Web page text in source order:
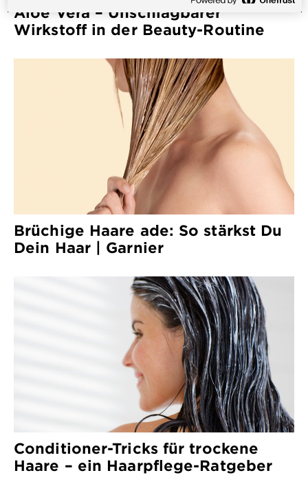
Aloe Vera – Unschlagbarer
Wirkstoff in der Beauty-Routine
Brüchige Haare ade: So stärkst Du
Dein Haar | Garnier
Conditioner-Tricks für trockene
Haare – ein Haarpflege-Ratgeber